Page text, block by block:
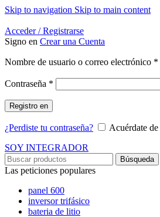
Skip to navigation Skip to main content
Acceder / Registrarse
Signo en Crear una Cuenta
Nombre de usuario o correo electrónico *
Contraseña *
Registro en
¿Perdiste tu contraseña?
Acuérdate
SOY INTEGRADOR
Búsqueda
Las peticiones populares
panel 600
inversor trifásico
bateria de litio